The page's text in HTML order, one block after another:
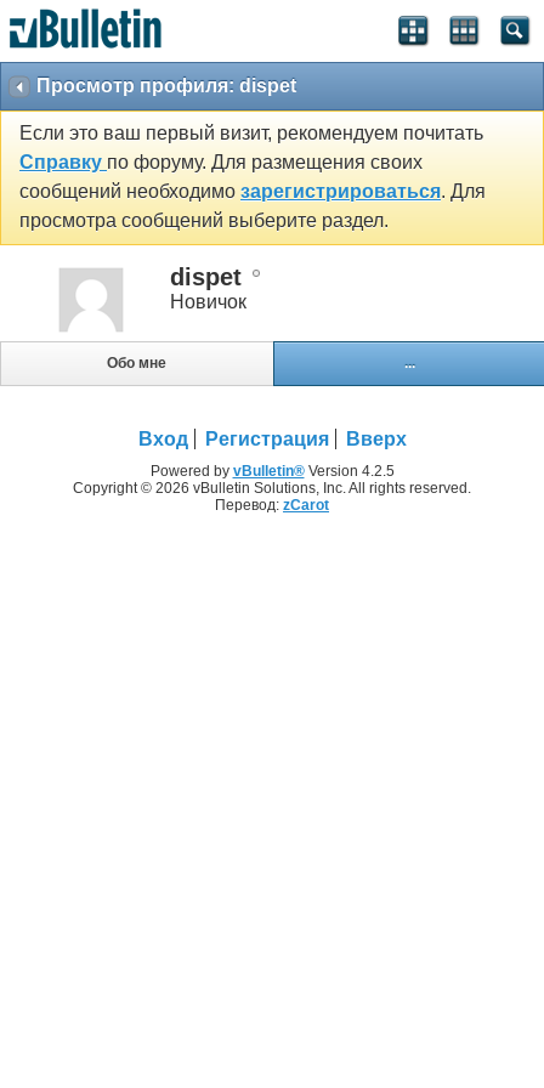
Просмотр профиля: dispet
Если это ваш первый визит, рекомендуем почитать
Справку по форуму. Для размещения своих
сообщений необходимо зарегистрироваться. Для
просмотра сообщений выберите раздел.
dispet
Новичок
Обо мне ...
Вход Регистрация Вверх
Powered by vBulletin®Version 4.2.5
Copyright © 2026 vBulletin Solutions, Inc. All rights reserved.
Перевод: zCarot